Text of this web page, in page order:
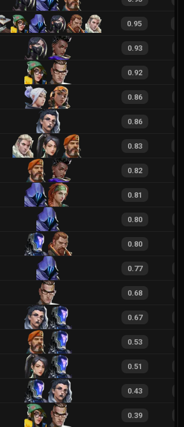
0.95
0.93
0.92
0.86
0.86
0.83
0.82
0.81
0.80
0.80
0.77
0.68
0.67
0.53
0.51
0.43
0.39